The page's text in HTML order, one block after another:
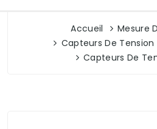
Accueil
Mesure
Capteurs De Tension
Capteurs De